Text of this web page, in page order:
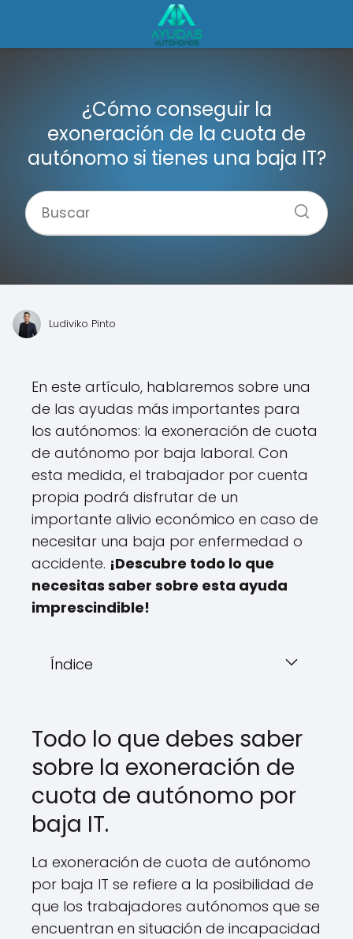
¿Cómo conseguir la
exoneración de la cuota de
autónomo si tienes una baja IT?
Ludiviko Pinto
En este artículo, hablaremos sobre una
de las ayudas más importantes para
los autónomos: la exoneración de cuota
de autónomo por baja laboral. Con
esta medida, el trabajador por cuenta
propia podrá disfrutar de un
importante alivio económico en caso de
necesitar una baja por enfermedad o
accidente. ¡Descubre todo lo que
necesitas saber sobre esta ayuda
imprescindible!
Índice
Todo lo que debes saber
sobre la exoneración de
cuota de autónomo por
baja IT.
La exoneración de cuota de autónomo
por baja IT se refiere a la posibilidad de
que los trabajadores autónomos que se
encuentran en situación de incapacidad